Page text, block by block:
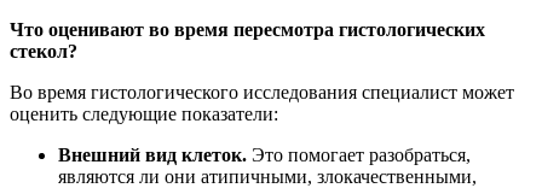
Что оценивают во время пересмотра гистологических
стекол?
Во время гистологического исследования специалист может
оценить следующие показатели:
Внешний вид клеток. Это помогает разобраться,
являются ли они атипичными, злокачественными,